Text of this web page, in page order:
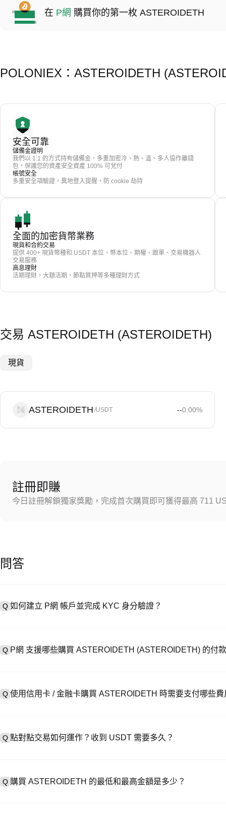
在 P網 購買你的第一枚 ASTEROIDETH
POLONIEX：ASTEROIDETH
安全可靠
儲備金證明
我們以 1:1 的方式持有儲備金，多重加密冷、熱、溫、多人協作離錢
包，保護您的資產安全資產 100% 可兌付
帳號安全
多重安全項驗證，異地登入提醒，防 cookie 劫持
全面的加密貨幣業務
現貨和合約交易
提供 400+ 現貨幣種和 USDT 本位、幣本位、期權、跟單、交易機器人
交易服務
高息理財
活期理財，大額活期，節點質押等多種理財方式
交易 ASTEROIDETH (ASTEROIDETH)
現貨
ASTEROIDETH /USDT --0.00%
註冊即賺
今日註冊解鎖獨家獎勵，完成首次購買即可獲得最高 711
問答
Q 如何建立 P網 帳戶並完成 KYC 身分驗證？
Q P網 支援哪些購買 ASTEROIDETH (ASTEROIDETH) 的付
易，提供客製化報價。
Q 使用信用卡 / 金融卡購買 ASTEROIDETH 時需要支付哪些費
Q 點對點交易如何運作？收到 USDT 需要多久？
Q 購買 ASTEROIDETH 的最低和最高金額是多少？